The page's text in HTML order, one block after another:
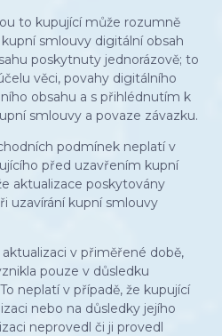
to kupující může rozumně
smlouvy digitální obsah
poskytnuty jednorázově; to
věci, povahy digitálního
obsahu a s přihlédnutím k
smlouvy a povaze závazku.
podmínek neplatí v
před uzavřením kupní
aktualizace poskytovány
uzavírání kupní smlouvy
v přiměřené době,
pouze v důsledku
neplatí v případě, že kupující
nebo na důsledky jejího
neprovedl či ji provedl